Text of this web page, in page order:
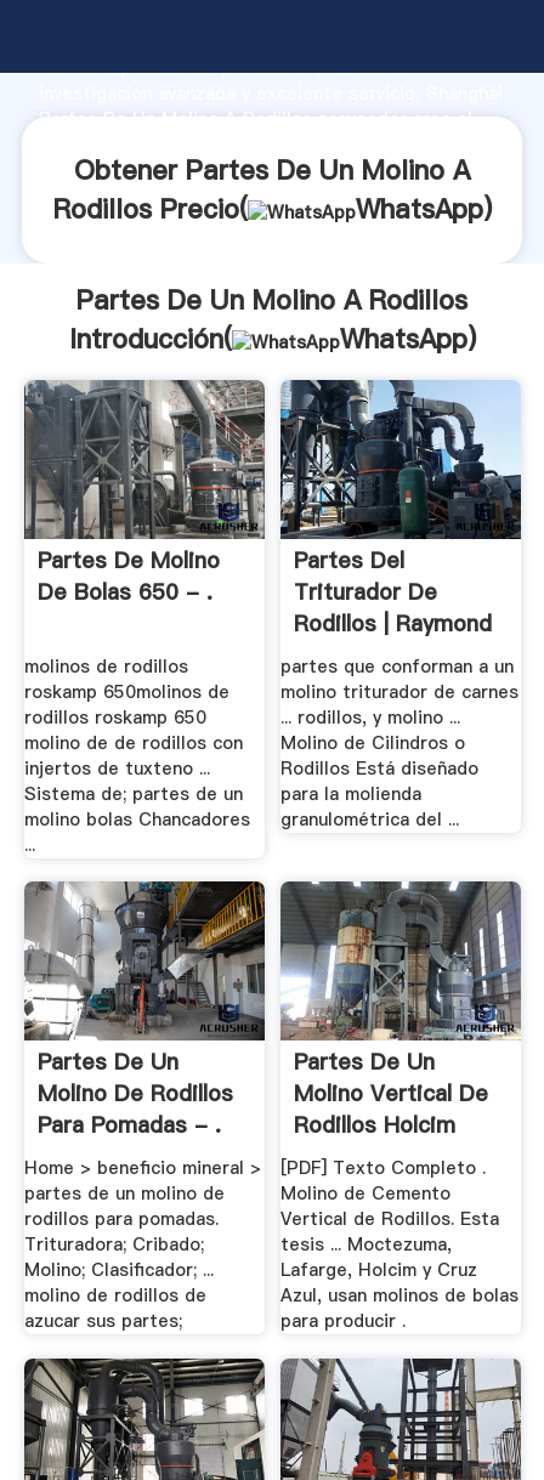
fuerte capacidad de producción, fuerza de
Partes De Un Molino A Rodillos proveedor crea el
Obtener Partes De Un Molino A
Rodillos Precio(
WhatsApp)
Partes De Un Molino A Rodillos
Introducción(
WhatsApp)
Partes De Molino
De Bolas 650 - .
molinos de rodillos
roskamp 650molinos de
rodillos roskamp 650
molino de de rodillos con
injertos de tuxteno ...
Sistema de; partes de un
molino bolas Chancadores
...
Partes Del
Triturador De
Rodillos | Raymond
Moulin
partes que conforman a un
molino triturador de carnes
... rodillos, y molino ...
Molino de Cilindros o
Rodillos Está diseñado
para la molienda
granulométrica del ...
Partes De Un
Molino De Rodillos
Para Pomadas - .
Home > beneficio mineral >
partes de un molino de
rodillos para pomadas.
Trituradora; Cribado;
Molino; Clasificador; ...
molino de rodillos de
azucar sus partes;
Partes De Un
Molino Vertical De
Rodillos Holcim
[PDF] Texto Completo .
Molino de Cemento
Vertical de Rodillos. Esta
tesis ... Moctezuma,
Lafarge, Holcim y Cruz
Azul, usan molinos de bolas
para producir .